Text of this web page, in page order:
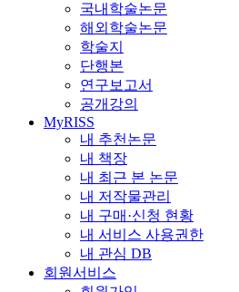
국내학술논문
해외학술논문
학술지
단행본
연구보고서
공개강의
MyRISS
내 추천논문
내 책장
내 최근 본 논문
내 저작물관리
내 구매·신청 현황
내 서비스 사용권한
내 관심 DB
회원서비스